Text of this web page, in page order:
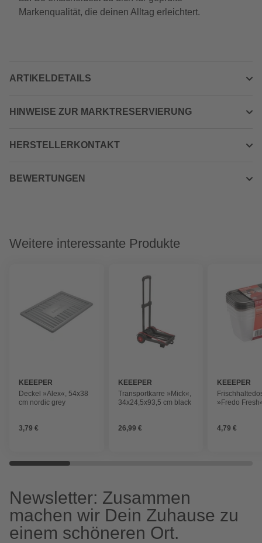
Markenqualität, die deinen Alltag erleichtert.
ARTIKELDETAILS
HINWEISE ZUR MARKTRESERVIERUNG
HERSTELLERKONTAKT
BEWERTUNGEN
Weitere interessante Produkte
KEEEPER
Deckel »Alex«, 54x38
cm nordic grey
3,79 €
KEEEPER
Transportkarre »Mick«,
34x24,5x93,5 cm black
26,99 €
KEEEPER
»Fredo
4,79 €
Newsletter: Zusammen
machen wir Dein Zuhause zu
einem schöneren Ort.